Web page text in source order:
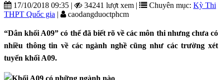
17/10/2018 09:35 | 34241 lượt xem | Chuyên mục: Kỳ Thi
THPT Quốc gia | caodangduoctphcm
“Dân khối A09” có thể đã biết rõ về các môn thi nhưng chưa có
nhiều thông tin về các ngành nghề cũng như các trường xét
tuyển khối A09.